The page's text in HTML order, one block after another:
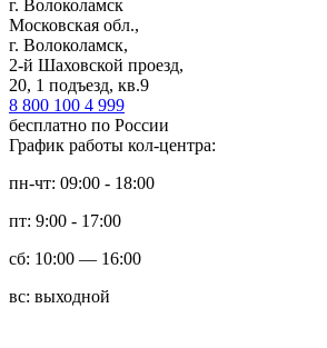
г. Волоколамск
Московская обл.,
г. Волоколамск,
2-й Шаховской проезд,
20, 1 подъезд, кв.9
8 800 100 4 999
бесплатно по России
График работы кол-центра:
пн-чт: 09:00 - 18:00
пт: 9:00 - 17:00
сб: 10:00 — 16:00
вс: выходной